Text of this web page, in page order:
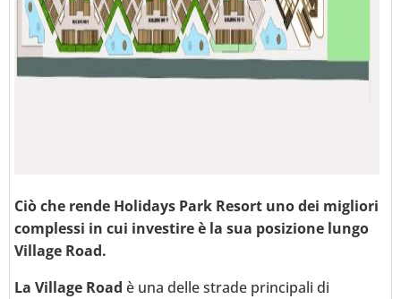
Ciò che rende Holidays Park Resort uno dei migliori
complessi in cui investire è la sua posizione lungo
Village Road.
La Village Road è una delle strade principali di